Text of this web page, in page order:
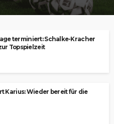
terminiert: Schalke-Kracher
Topspielzeit
Karius: Wieder bereit für die